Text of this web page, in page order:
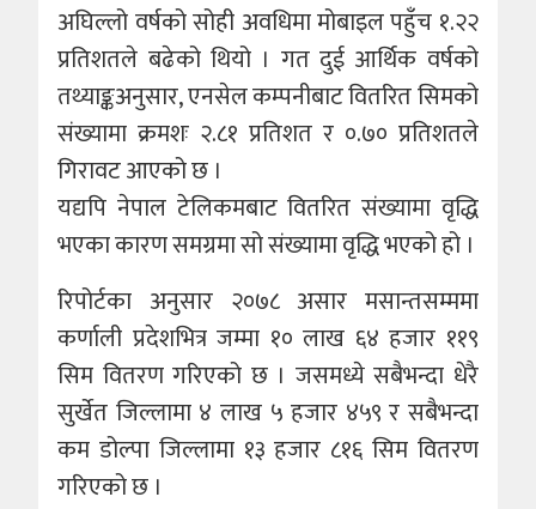
अघिल्लो वर्षको सोही अवधिमा मोबाइल पहुँच १.२२
प्रतिशतले बढेको थियो । गत दुई आर्थिक वर्षको
तथ्याङ्कअनुसार, एनसेल कम्पनीबाट वितरित सिमको
संख्यामा क्रमशः २.८१ प्रतिशत र ०.७० प्रतिशतले
गिरावट आएको छ ।
यद्यपि नेपाल टेलिकमबाट वितरित संख्यामा वृद्धि
भएका कारण समग्रमा सो संख्यामा वृद्धि भएको हो ।
रिपोर्टका अनुसार २०७८ असार मसान्तसम्ममा
कर्णाली प्रदेशभित्र जम्मा १० लाख ६४ हजार ११९
सिम वितरण गरिएको छ । जसमध्ये सबैभन्दा धेरै
सुर्खेत जिल्लामा ४ लाख ५ हजार ४५९ र सबैभन्दा
कम डोल्पा जिल्लामा १३ हजार ८१६ सिम वितरण
गरिएको छ ।